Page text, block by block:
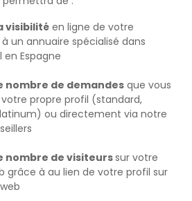
visibilité en ligne de votre
un annuaire spécialisé dans
en Espagne
nombre de demandes que vous
propre profil (standard,
ou directement via notre
nombre de visiteurssur votre
grâce à au lien de votre profil sur